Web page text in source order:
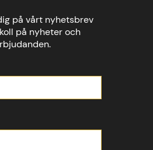
på vårt nyhetsbrev
på nyheter och